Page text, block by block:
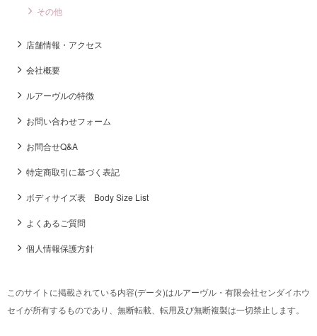
その他
店舗情報・アクセス
会社概要
ルアーヴルの特徴
お問い合わせフォーム
お問合せQ&A
特定商取引に基づく表記
ボディサイズ表 Body Size List
よくあるご質問
個人情報保護方針
このサイトに掲載されている内容(データ)はルアーヴル・有限会社センダイホウ
セイが所有するものであり、無断転載、転用及び無断複製は一切禁止します。